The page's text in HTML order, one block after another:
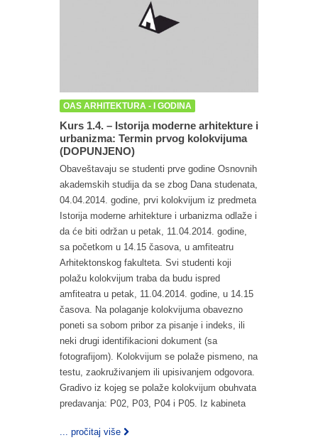
OAS ARHITEKTURA - I GODINA
Kurs 1.4. – Istorija moderne arhitekture i
urbanizma: Termin prvog kolokvijuma
(DOPUNJENO)
Obaveštavaju se studenti prve godine Osnovnih
akademskih studija da se zbog Dana studenata,
04.04.2014. godine, prvi kolokvijum iz predmeta
Istorija moderne arhitekture i urbanizma odlaže i
da će biti održan u petak, 11.04.2014. godine,
sa početkom u 14.15 časova, u amfiteatru
Arhitektonskog fakulteta. Svi studenti koji
polažu kolokvijum traba da budu ispred
amfiteatra u petak, 11.04.2014. godine, u 14.15
časova. Na polaganje kolokvijuma obavezno
poneti sa sobom pribor za pisanje i indeks, ili
neki drugi identifikacioni dokument (sa
fotografijom). Kolokvijum se polaže pismeno, na
testu, zaokruživanjem ili upisivanjem odgovora.
Gradivo iz kojeg se polaže kolokvijum obuhvata
predavanja: P02, P03, P04 i P05. Iz kabineta
... pročitaj više